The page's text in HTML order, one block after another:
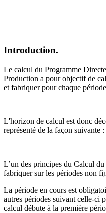
Introduction.
Le calcul du Programme
Production a pour objectif de
et fabriquer pour chaque
L'horizon de calcul est donc
représenté de la façon suivante :
L’un des principes du Calcul
fabriquer sur les périodes non
La période en cours est
autres périodes suivant celle-ci
calcul débute à la première